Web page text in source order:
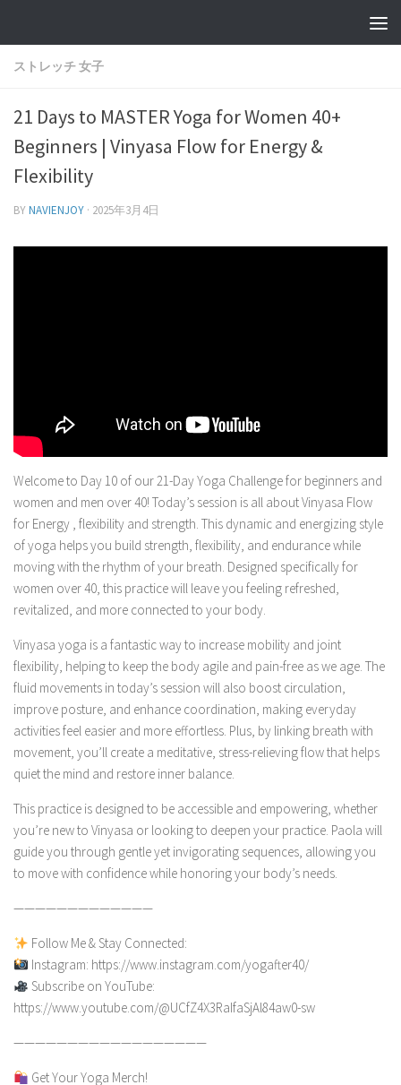
ストレッチ 女子
21 Days to MASTER Yoga for Women 40+
Beginners | Vinyasa Flow for Energy &
Flexibility
BYNAVIENJOY · 2025年3月4日
Welcome to Day 10 of our 21-Day Yoga Challenge for beginners and
women and men over 40! Today’s session is all about Vinyasa Flow
for Energy , flexibility and strength. This dynamic and energizing style
of yoga helps you build strength, flexibility, and endurance while
moving with the rhythm of your breath. Designed specifically for
women over 40, this practice will leave you feeling refreshed,
revitalized, and more connected to your body.
Vinyasa yoga is a fantastic way to increase mobility and joint
flexibility, helping to keep the body agile and pain-free as we age. The
fluid movements in today’s session will also boost circulation,
improve posture, and enhance coordination, making everyday
activities feel easier and more effortless. Plus, by linking breath with
movement, you’ll create a meditative, stress-relieving flow that helps
quiet the mind and restore inner balance.
This practice is designed to be accessible and empowering, whether
you’re new to Vinyasa or looking to deepen your practice. Paola will
guide you through gentle yet invigorating sequences, allowing you
to move with confidence while honoring your body’s needs.
—————————————
Follow Me & Stay Connected:
Instagram: https://www.instagram.com/yogafter40/
Subscribe on YouTube:
https://www.youtube.com/@UCfZ4X3RaIfaSjAl84aw0-sw
——————————————————
Get Your Yoga Merch!